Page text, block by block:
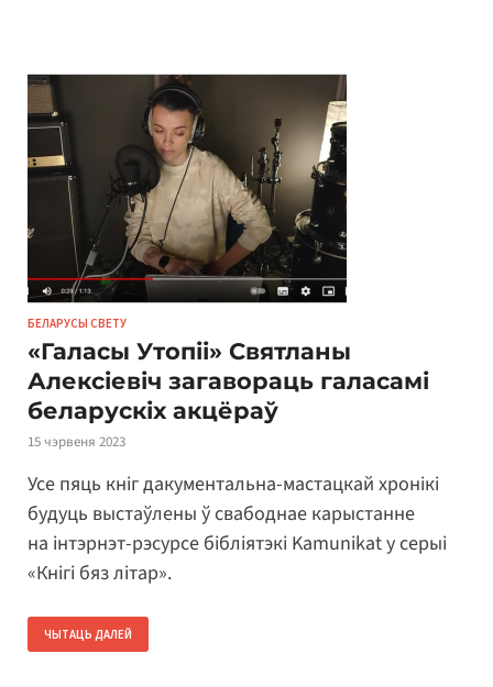
БЕЛАРУСЫ СВЕТУ
«Галасы Утопіі» Святланы
Алексіевіч загавораць галасамі
беларускіх акцёраў
15 чэрвеня 2023
Усе пяць кніг дакументальна-мастацкай хронікі
будуць выстаўлены ў свабоднае карыстанне
на інтэрнэт-рэсурсе бібліятэкі Kamunikat у серыі
«Кнігі бяз літар».
ЧЫТАЦЬ ДАЛЕЙ